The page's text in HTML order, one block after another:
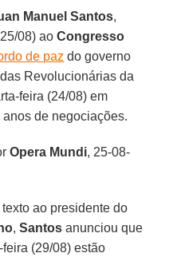
Manuel Santos,
08) aoCongresso
de paz do governo
Revolucionárias da
feira (24/08) em
anos de negociações.
Opera Mundi, 25-08-
ao presidente do
,Santos anunciou que
(29/08) estão